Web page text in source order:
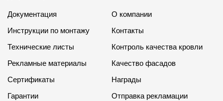
Документация
Инструкции по монтажу
Технические листы
Рекламные материалы
Сертификаты
Гарантии
О компании
Контакты
Контроль качества кровли
Качество фасадов
Награды
Отправка рекламации